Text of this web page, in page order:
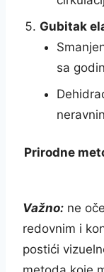
Gubitak
sa
Prirodne
Važno: ne
redovnim i
postići